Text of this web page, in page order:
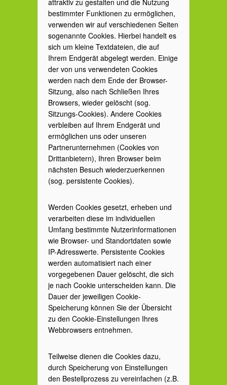
attraktiv zu gestalten und die Nutzung
bestimmter Funktionen zu ermöglichen,
verwenden wir auf verschiedenen Seiten
sogenannte Cookies. Hierbei handelt es
sich um kleine Textdateien, die auf
Ihrem Endgerät abgelegt werden. Einige
der von uns verwendeten Cookies
werden nach dem Ende der Browser-
Sitzung, also nach Schließen Ihres
Browsers, wieder gelöscht (sog.
Sitzungs-Cookies). Andere Cookies
verbleiben auf Ihrem Endgerät und
ermöglichen uns oder unseren
Partnerunternehmen (Cookies von
Drittanbietern), Ihren Browser beim
nächsten Besuch wiederzuerkennen
(sog. persistente Cookies).
Werden Cookies gesetzt, erheben und
verarbeiten diese im individuellen
Umfang bestimmte Nutzerinformationen
wie Browser- und Standortdaten sowie
IP-Adresswerte. Persistente Cookies
werden automatisiert nach einer
vorgegebenen Dauer gelöscht, die sich
je nach Cookie unterscheiden kann. Die
Dauer der jeweiligen Cookie-
Speicherung können Sie der Übersicht
zu den Cookie-Einstellungen Ihres
Webbrowsers entnehmen.
Teilweise dienen die Cookies dazu,
durch Speicherung von Einstellungen
den Bestellprozess zu vereinfachen (z.B.